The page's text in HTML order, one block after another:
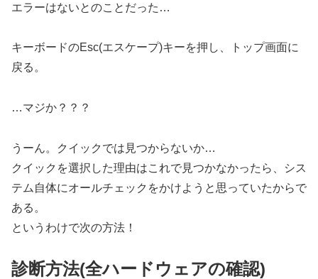
エラーはないとのことだった…
キーボードのEsc(エスケープ)キーを押し、トップ画面に
戻る。
…マジか？？？
うーん。クイックでは見つからないか…
クイックを選択した理由はこれで見つかなかったら、シス
テム自体にオールチェックをかけようと思っていたからで
ある。
というわけで次の方法！
診断方法(全ハードウェアの確認)